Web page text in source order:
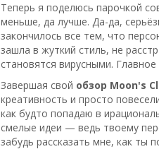
Теперь я поделюсь парочкой
меньше, да лучше. Да-да,
закончилось все тем, что
зашла в жуткий стиль, не
становятся вирусными.
Завершая свой обзор Moon's
креативность и просто
как будто попадаю в
смелые идеи — ведь твоему
забудь рассказать мне, как ты